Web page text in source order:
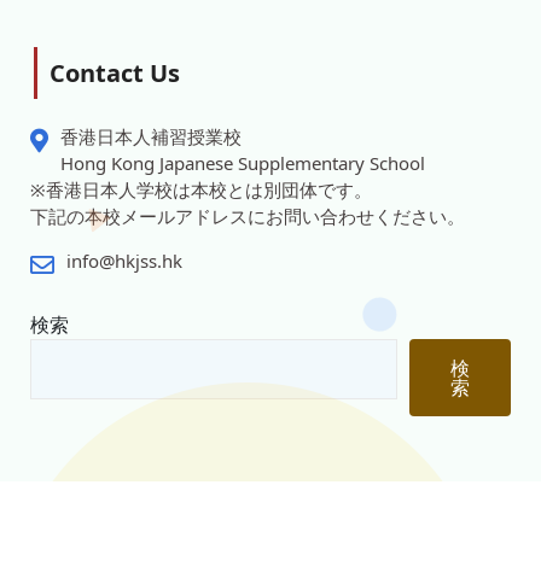
Contact Us
香港日本人補習授業校
Hong Kong Japanese Supplementary School
※香港日本人学校は本校とは別団体です。
下記の本校メールアドレスにお問い合わせください。
info@hkjss.hk
検索
検
索